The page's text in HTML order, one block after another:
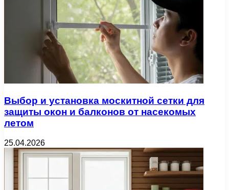
Выбор и установка москитной сетки для
защиты окон и балконов от насекомых
летом
25.04.2026